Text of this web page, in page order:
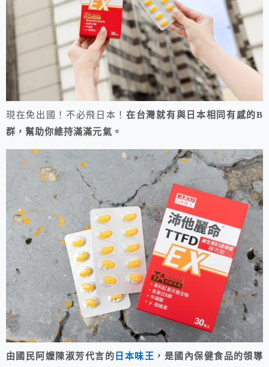
現在免出國！不必飛日本！在台灣就有與日本相同有感的B
群，幫助你維持滿滿元氣。
由國民阿嬤陳淑芳代言的 日本味王 ，是國內保健食品的領導